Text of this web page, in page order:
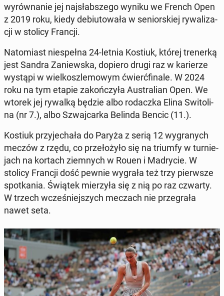
wy­rów­na­nie jej naj­słab­sze­go wyniku we French Open
z 2019 roku, kiedy de­biu­to­wa­ła w se­nior­skiej ry­wa­li­za­
cji w stolicy Francji.
Na­to­miast nie­speł­na 24-letnia Kostiuk, której tre­ner­ką
jest Sandra Za­niew­ska, dopiero drugi raz w ka­rie­rze
wystąpi w wiel­kosz­le­mo­wym ćwierć­fi­na­le. W 2024
roku na tym etapie za­koń­czy­ła Au­stra­lian Open. We
wtorek jej rywalką będzie albo ro­dacz­ka Elina Swi­to­li­
na (nr 7.), albo Szwaj­car­ka Belinda Bencic (11.).
Kostiuk przy­je­cha­ła do Paryża z serią 12 wy­gra­nych
meczów z rzędu, co prze­ło­ży­ło się na triumfy w tur­nie­
jach na kortach ziem­nych w Rouen i Ma­dry­cie. W
stolicy Francji dość pewnie wygrała też trzy pierw­sze
spo­tka­nia. Świątek mie­rzy­ła się z nią po raz czwarty.
W trzech wcze­śniej­szych meczach nie prze­gra­ła
nawet seta.